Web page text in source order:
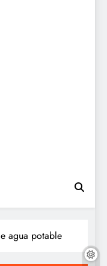
agua potable